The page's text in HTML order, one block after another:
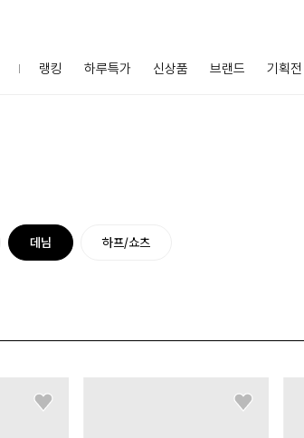
랭킹 하루특가 신상품 브랜드 기획전
데님 하프/쇼츠